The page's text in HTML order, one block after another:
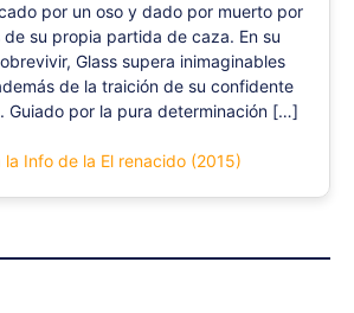
por un oso y dado por muerto por
de su propia partida de caza. En su
Glass supera inimaginables
de la traición de su confidente
Guiado por la pura determinación […]
la Info de la El renacido (2015)